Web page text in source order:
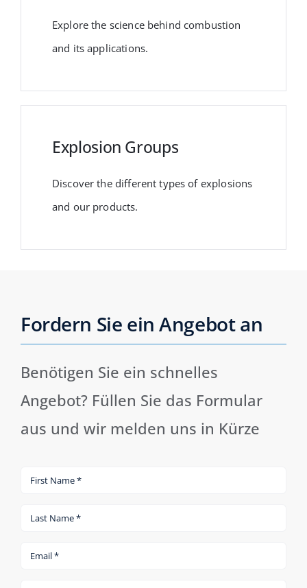
Explore the science behind combustion
and its applications.
Explosion Groups
Discover the different types of explosions
and our products.
Fordern Sie ein Angebot an
Benötigen Sie ein schnelles
Angebot? Füllen Sie das Formular
aus und wir melden uns in Kürze